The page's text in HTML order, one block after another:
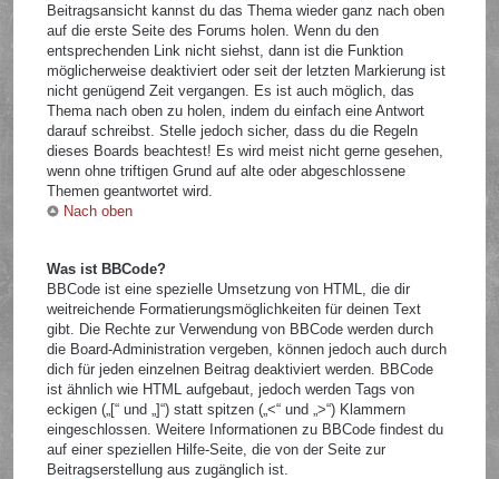
Beitragsansicht kannst du das Thema wieder ganz nach oben
auf die erste Seite des Forums holen. Wenn du den
entsprechenden Link nicht siehst, dann ist die Funktion
möglicherweise deaktiviert oder seit der letzten Markierung ist
nicht genügend Zeit vergangen. Es ist auch möglich, das
Thema nach oben zu holen, indem du einfach eine Antwort
darauf schreibst. Stelle jedoch sicher, dass du die Regeln
dieses Boards beachtest! Es wird meist nicht gerne gesehen,
wenn ohne triftigen Grund auf alte oder abgeschlossene
Themen geantwortet wird.
Nach oben
Was ist BBCode?
BBCode ist eine spezielle Umsetzung von HTML, die dir
weitreichende Formatierungsmöglichkeiten für deinen Text
gibt. Die Rechte zur Verwendung von BBCode werden durch
die Board-Administration vergeben, können jedoch auch durch
dich für jeden einzelnen Beitrag deaktiviert werden. BBCode
ist ähnlich wie HTML aufgebaut, jedoch werden Tags von
eckigen („[“ und „]“) statt spitzen („<“ und „>“) Klammern
eingeschlossen. Weitere Informationen zu BBCode findest du
auf einer speziellen Hilfe-Seite, die von der Seite zur
Beitragserstellung aus zugänglich ist.